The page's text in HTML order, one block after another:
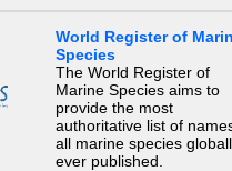
World Register of
Species
The World Register of
Marine Species aims to
provide the most
authoritative list of
all marine species
ever published.